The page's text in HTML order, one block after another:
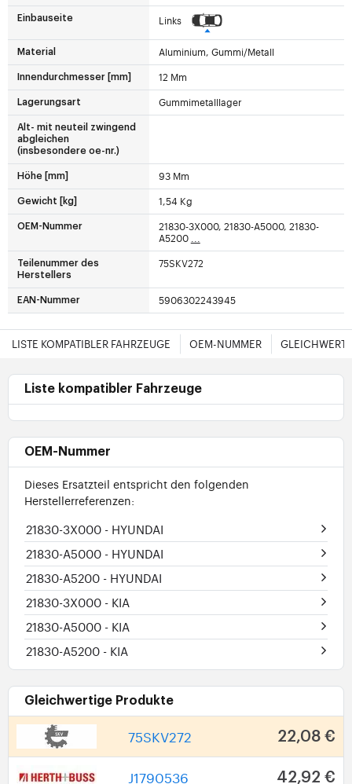
Einbauseite Links
Material Aluminium, Gummi/Metall
Innendurchmesser [mm] 12 Mm
Lagerungsart Gummimetalllager
Alt- mit neuteil zwingend
abgleichen
(insbesondere oe-nr.)
Höhe [mm] 93 Mm
Gewicht [kg] 1,54 Kg
OEM-Nummer
21830-3X000, 21830-A5000, 21830-
A5200 ...
Teilenummer des
Herstellers
75SKV272
EAN-Nummer 5906302243945
LISTE KOMPATIBLER FAHRZEUGE OEM-NUMMER
Liste kompatibler Fahrzeuge
OEM-Nummer
Dieses Ersatzteil entspricht den folgenden
Herstellerreferenzen:
21830-3X000 - HYUNDAI
21830-A5000 - HYUNDAI
21830-A5200 - HYUNDAI
21830-3X000 - KIA
21830-A5000 - KIA
21830-A5200 - KIA
Gleichwertige Produkte
75SKV272 22,08 €
J1790536 42,92 €